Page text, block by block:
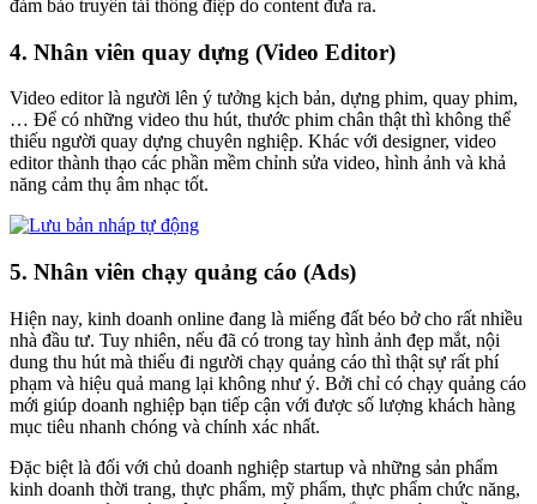
đảm bảo truyền tải thông điệp do content đưa ra.
4. Nhân viên quay dựng (Video Editor)
Video editor là người lên ý tưởng kịch bản, dựng phim, quay phim,
… Để có những video thu hút, thước phim chân thật thì không thể
thiếu người quay dựng chuyên nghiệp. Khác với designer, video
editor thành thạo các phần mềm chỉnh sửa video, hình ảnh và khả
năng cảm thụ âm nhạc tốt.
5. Nhân viên chạy quảng cáo (Ads)
Hiện nay, kinh doanh online đang là miếng đất béo bở cho rất nhiều
nhà đầu tư. Tuy nhiên, nếu đã có trong tay hình ảnh đẹp mắt, nội
dung thu hút mà thiếu đi người chạy quảng cáo thì thật sự rất phí
phạm và hiệu quả mang lại không như ý. Bởi chỉ có chạy quảng cáo
mới giúp doanh nghiệp bạn tiếp cận với được số lượng khách hàng
mục tiêu nhanh chóng và chính xác nhất.
Đặc biệt là đối với chủ doanh nghiệp startup và những sản phẩm
kinh doanh thời trang, thực phẩm, mỹ phẩm, thực phẩm chức năng,